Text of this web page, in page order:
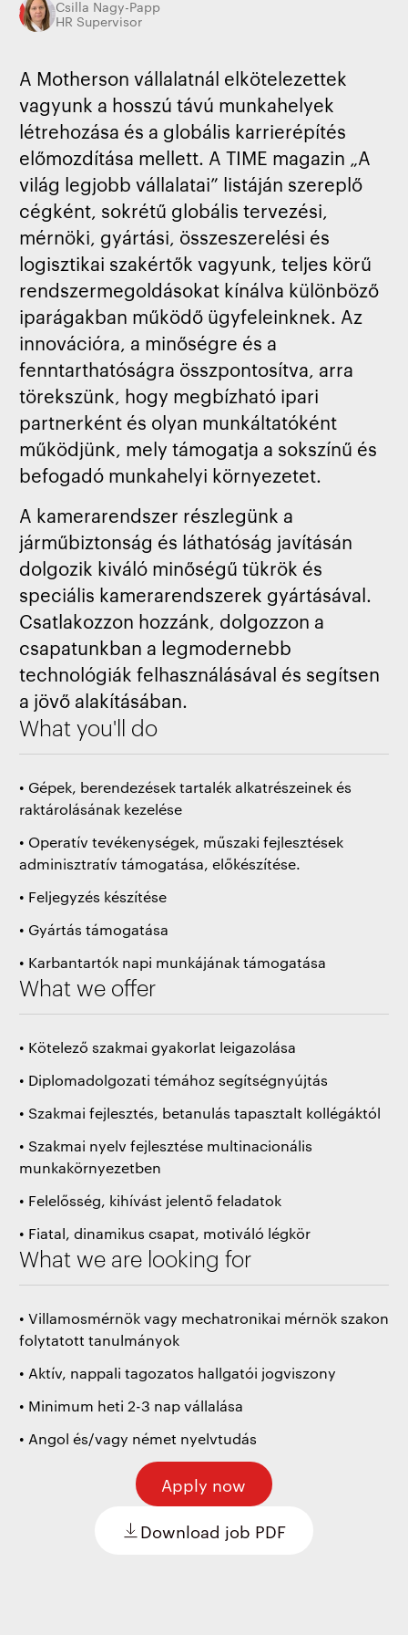
Csilla Nagy-Papp
HR Supervisor
A Motherson vállalatnál elkötelezettek
vagyunk a hosszú távú munkahelyek
létrehozása és a globális karrierépítés
előmozdítása mellett. A TIME magazin „A
világ legjobb vállalatai” listáján szereplő
cégként, sokrétű globális tervezési,
mérnöki, gyártási, összeszerelési és
logisztikai szakértők vagyunk, teljes körű
rendszermegoldásokat kínálva különböző
iparágakban működő ügyfeleinknek. Az
innovációra, a minőségre és a
fenntarthatóságra összpontosítva, arra
törekszünk, hogy megbízható ipari
partnerként és olyan munkáltatóként
működjünk, mely támogatja a sokszínű és
befogadó munkahelyi környezetet.
A kamerarendszer részlegünk a
járműbiztonság és láthatóság javításán
dolgozik kiváló minőségű tükrök és
speciális kamerarendszerek gyártásával.
Csatlakozzon hozzánk, dolgozzon a
csapatunkban a legmodernebb
technológiák felhasználásával és segítsen
a jövő alakításában.
What you'll do
• Gépek, berendezések tartalék alkatrészeinek és
raktárolásának kezelése
• Operatív tevékenységek, műszaki fejlesztések
adminisztratív támogatása, előkészítése.
• Feljegyzés készítése
• Gyártás támogatása
• Karbantartók napi munkájának támogatása
What we offer
• Kötelező szakmai gyakorlat leigazolása
• Diplomadolgozati témához segítségnyújtás
• Szakmai fejlesztés, betanulás tapasztalt kollégáktól
• Szakmai nyelv fejlesztése multinacionális
munkakörnyezetben
• Felelősség, kihívást jelentő feladatok
• Fiatal, dinamikus csapat, motiváló légkör
What we are looking for
• Villamosmérnök vagy mechatronikai mérnök szakon
folytatott tanulmányok
• Aktív, nappali tagozatos hallgatói jogviszony
• Minimum heti 2-3 nap vállalása
• Angol és/vagy német nyelvtudás
Apply now
Download job PDF